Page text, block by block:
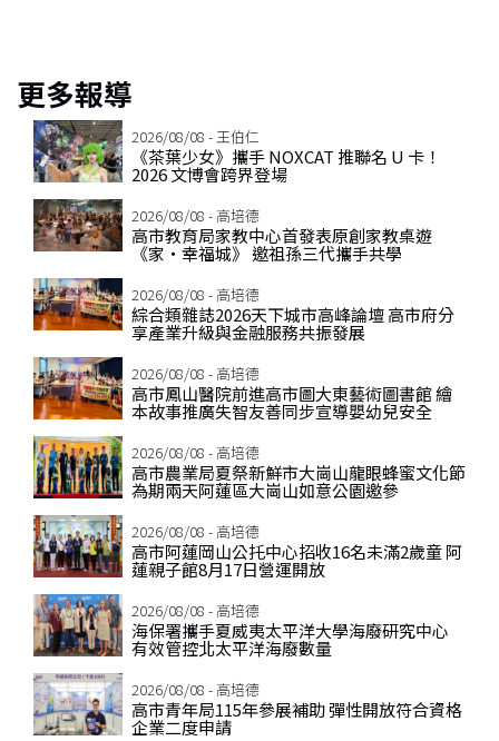
更多報導
2026/08/08 - 王伯仁
《茶葉少女》攜手 NOXCAT 推聯名 U 卡！
2026 文博會跨界登場
2026/08/08 - 高培德
高市教育局家教中心首發表原創家教桌遊
《家‧幸福城》 邀祖孫三代攜手共學
2026/08/08 - 高培德
綜合類雜誌2026天下城市高峰論壇 高市府分
享產業升級與金融服務共振發展
2026/08/08 - 高培德
高市鳳山醫院前進高市圖大東藝術圖書館 繪
本故事推廣失智友善同步宣導嬰幼兒安全
2026/08/08 - 高培德
高市農業局夏祭新鮮市大崗山龍眼蜂蜜文化節
為期兩天阿蓮區大崗山如意公園邀參
2026/08/08 - 高培德
高市阿蓮岡山公托中心招收16名未滿2歲童 阿
蓮親子館8月17日營運開放
2026/08/08 - 高培德
海保署攜手夏威夷太平洋大學海廢研究中心
有效管控北太平洋海廢數量
2026/08/08 - 高培德
高市青年局115年參展補助 彈性開放符合資格
企業二度申請